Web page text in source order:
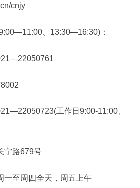
cnjy
、13:30—16:30)：
工作日9:00-11:00、
路679号
至周四全天，周五上午